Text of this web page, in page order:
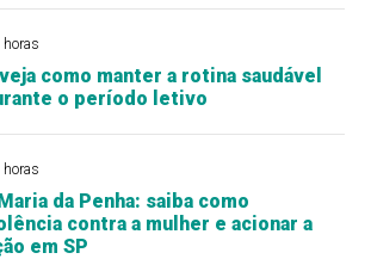
horas
como manter a rotina saudável
o período letivo
horas
da Penha: saiba como
contra a mulher e acionar a
em SP